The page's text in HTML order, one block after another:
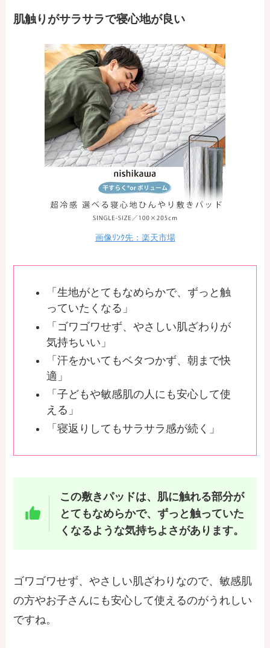
肌触りがサラサラで寝心地が良い
画像ﾘﾝｸ先：楽天市場
「生地がとてもなめらかで、ずっと触
っていたくなる」
「ゴワゴワせず、やさしい肌ざわりが
気持ちいい」
「汗をかいてもベタつかず、朝まで快
適」
「子どもや敏感肌の人にも安心して使
える」
「寝返りしてもサラサラ感が続く」
この敷きパッドは、肌に触れる部分が
とてもなめらかで、ずっと触っていた
くなるような気持ちよさがあります。
ゴワゴワせず、やさしい肌ざわりなので、敏感肌
の方やお子さんにも安心して使えるのがうれしい
ですね。